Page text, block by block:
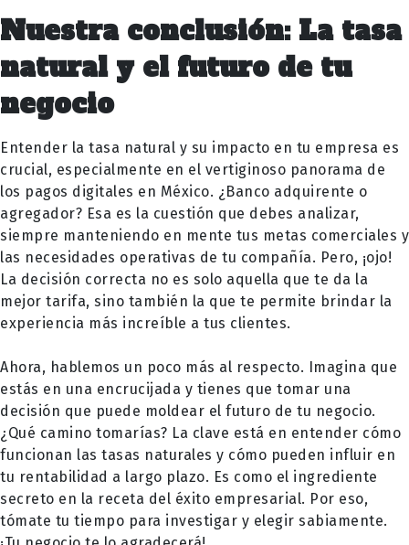
Nuestra conclusión: La tasa
natural y el futuro de tu
negocio
Entender la tasa natural y su impacto en tu empresa es
crucial, especialmente en el vertiginoso panorama de
los pagos digitales en México. ¿Banco adquirente o
agregador? Esa es la cuestión que debes analizar,
siempre manteniendo en mente tus metas comerciales y
las necesidades operativas de tu compañía. Pero, ¡ojo!
La decisión correcta no es solo aquella que te da la
mejor tarifa, sino también la que te permite brindar la
experiencia más increíble a tus clientes.
Ahora, hablemos un poco más al respecto. Imagina que
estás en una encrucijada y tienes que tomar una
decisión que puede moldear el futuro de tu negocio.
¿Qué camino tomarías? La clave está en entender cómo
funcionan las tasas naturales y cómo pueden influir en
tu rentabilidad a largo plazo. Es como el ingrediente
secreto en la receta del éxito empresarial. Por eso,
tómate tu tiempo para investigar y elegir sabiamente.